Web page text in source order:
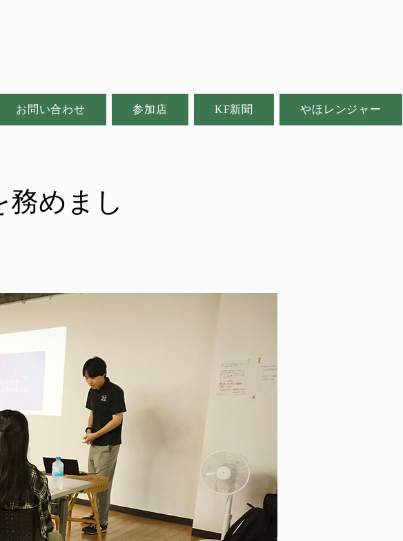
お問い合わせ 参加店 KF新聞 やほレンジャー
務めまし